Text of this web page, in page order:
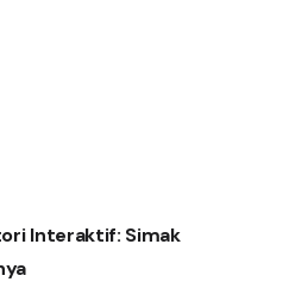
Interaktif: Simak